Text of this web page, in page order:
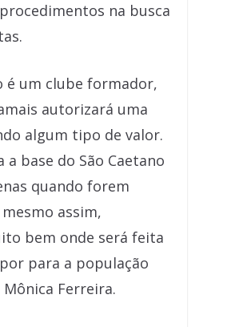
na busca
é um clube formador,
autorizará uma
algum tipo de valor.
a base do São Caetano
quando forem
assim,
bem onde será feita
para a população
Mônica Ferreira.